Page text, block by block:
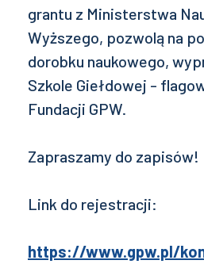
grantu z Ministerstwa
Wyższego, pozwolą na
dorobku naukowego,
Szkole Giełdowej -
Fundacji GPW.
Zapraszamy do zapisów!
Link do rejestracji:
https://www.gpw.pl/